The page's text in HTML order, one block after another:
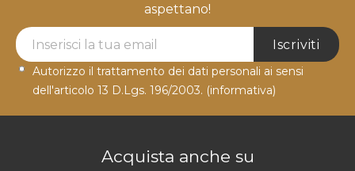
aspettano!
Newsletter Label
Iscriviti
Autorizzo il trattamento dei dati personali ai sensi
dell'articolo 13 D.Lgs. 196/2003. (informativa)
Acquista anche su